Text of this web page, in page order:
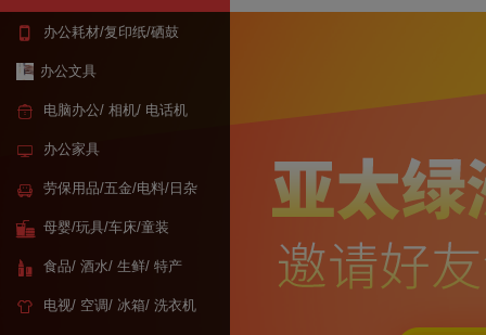
办公耗材/复印纸/硒鼓
办公文具
电脑办公/ 相机/ 电话机
办公家具
劳保用品/五金/电料/日杂
母婴/玩具/车床/童装
食品/ 酒水/ 生鲜/ 特产
电视/ 空调/ 冰箱/ 洗衣机